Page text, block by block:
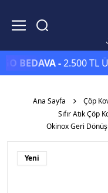
BEDAVA -2.500 TL
Ana Sayfa
Çöp
Sıfır Atık Çöp
Okinox Geri
Yeni